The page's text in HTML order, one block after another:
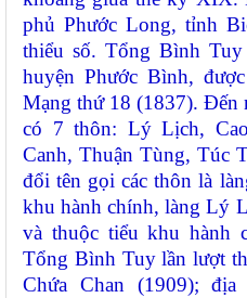
phủ Phước Long, tỉnh
thiểu số. Tổng Bình
huyện Phước Bình,
Mạng thứ 18 (1837). Đến
có 7 thôn: Lý Lịch,
Canh, Thuận Tùng, Túc
đổi tên gọi các thôn là
khu hành chính, làng Lý
và thuộc tiểu khu hành
Tổng Bình Tuy lần lượt
Chứa Chan (1909);